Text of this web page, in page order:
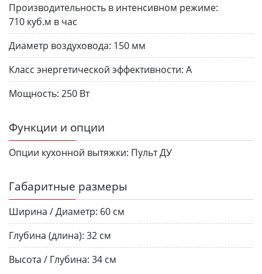
Производительность в интенсивном режиме:
710 куб.м в час
Диаметр воздуховода: 150 мм
Класс энергетической эффективности: A
Мощность: 250 Вт
Функции и опции
Опции кухонной вытяжки: Пульт ДУ
Габаритные размеры
Ширина / Диаметр: 60 см
Глубина (длина): 32 см
Высота / Глубина: 34 см